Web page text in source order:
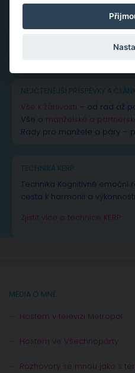
NEJČTENĚJŠÍ PŘÍSPĚVKY A
Vše k žárlivosti – od rad až
Vše o manželské a
Rady pro manžele a páry –
TECHNIKA KERP
Technika Kognitivně emoční
cesta k harmonii a
Zjistit více o technice KERP
MÉDIA O MNĚ
Hostem v televizi Metropol
Hostem ve Všechnopárty
Rozhovory se mnou jako s